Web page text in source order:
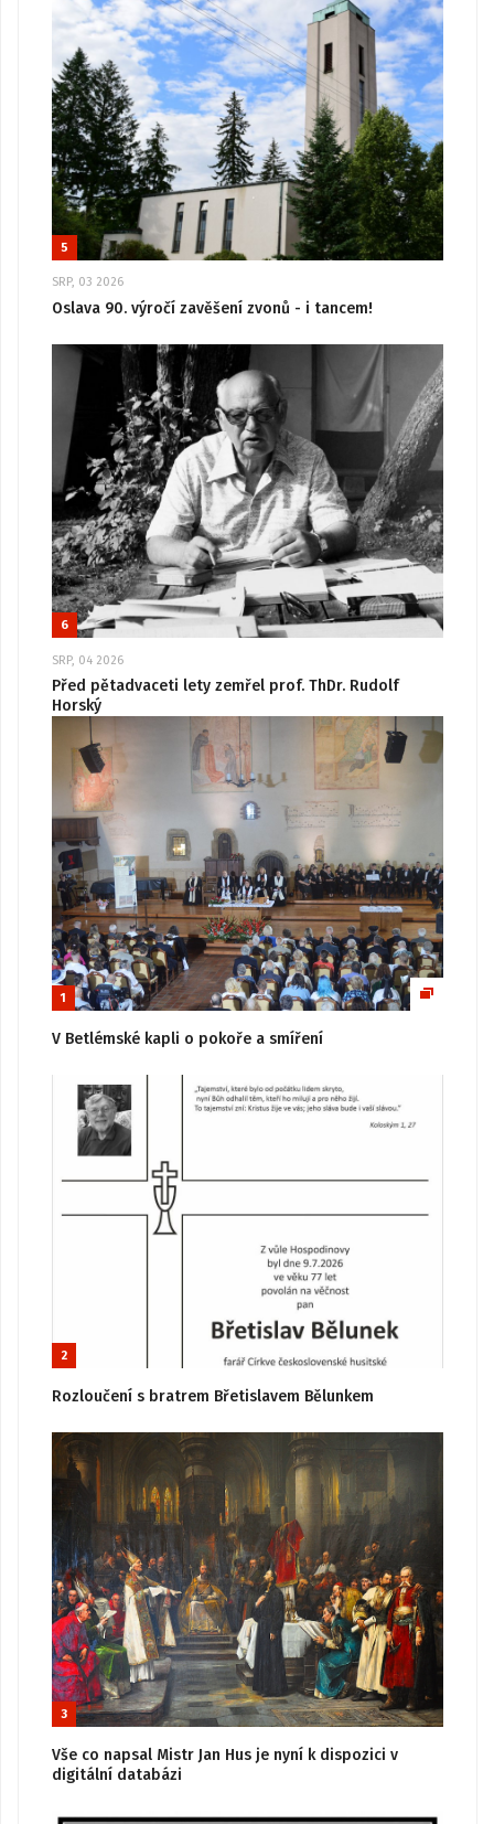
5
SRP, 03 2026
Oslava 90. výročí zavěšení zvonů - i tancem!
6
SRP, 04 2026
Před pětadvaceti lety zemřel prof. ThDr. Rudolf
Horský
1
V Betlémské kapli o pokoře a smíření
2
Rozloučení s bratrem Břetislavem Bělunkem
3
Vše co napsal Mistr Jan Hus je nyní k dispozici v
digitální databázi